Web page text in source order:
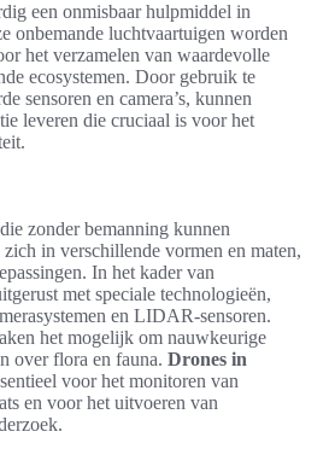
een onmisbaar hulpmiddel in
onbemande luchtvaartuigen worden
het verzamelen van waardevolle
ecosystemen. Door gebruik te
sensoren en camera’s, kunnen
leveren die cruciaal is voor het
zonder bemanning kunnen
in verschillende vormen en maten,
In het kader van
met speciale technologieën,
en LIDAR-sensoren.
het mogelijk om nauwkeurige
over flora en fauna. Drones in
voor het monitoren van
en voor het uitvoeren van